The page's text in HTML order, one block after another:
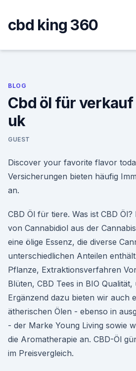
content
cbd king 360
BLOG
Cbd öl für
uk
GUEST
Discover your favorite flavor
Versicherungen bieten häufig
an.
CBD Öl für tiere. Was ist CBD
von Cannabidiol aus der
eine ölige Essenz, die diverse
unterschiedlichen Anteilen
Pflanze, Extraktionsverfahren
Blüten, CBD Tees in BIO Qualität,
Ergänzend dazu bieten wir auch
ätherischen Ölen - ebenso in
- der Marke Young Living sowie
die Aromatherapie an. CBD-Öl
im Preisvergleich.